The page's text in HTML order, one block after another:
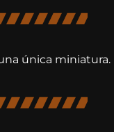
única miniatura.